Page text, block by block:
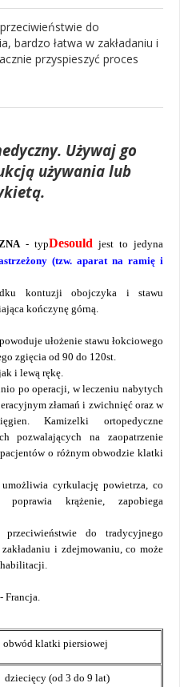
do
bardzo łatwa w zakładaniu i
przyspieszyć proces
Używaj go
używania lub
- typDesould jest to jedyna
(tzw. aparat na ramię i
kontuzji obojczyka i stawu
kończynę górną.
ułożenie stawu łokciowego
zgięcia od 90 do 120st.
i lewą rękę.
po operacji, w leczeniu nabytych
złamań i zwichnięć oraz w
Kamizelki ortopedyczne
pozwalających na zaopatrzenie
o różnym obwodzie klatki
umożliwia cyrkulację powietrza, co
poprawia krążenie, zapobiega
do tradycyjnego
i zdejmowaniu, co może
Francja.
obwód klatki piersiowej
dziecięcy (od 3 do 9 lat)